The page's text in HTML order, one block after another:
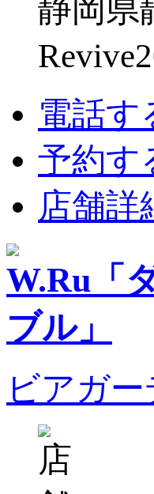
静岡県
電話す
予約す
店舗詳
ビアガ